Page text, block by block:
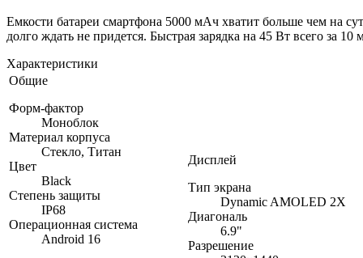
Емкости батареи смартфона 5000 мАч хватит больше чем на
долго ждать не придется. Быстрая зарядка на 45 Вт всего за
Характеристики
Общие
Форм-фактор
Моноблок
Материал корпуса
Стекло, Титан
Цвет
Black
Степень защиты
IP68
Операционная система
Android 16
Дисплей
Тип экрана
Dynamic AMOLED 2X
Диагональ
6.9"
Разрешение